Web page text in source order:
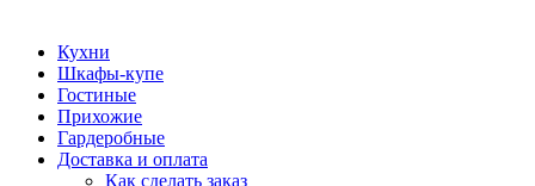
Кухни
Шкафы-купе
Гостиные
Прихожие
Гардеробные
Доставка и оплата
Как сделать заказ